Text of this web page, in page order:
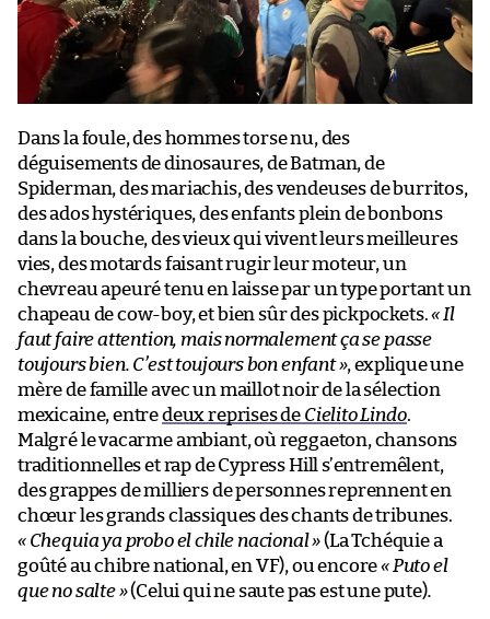
Dans la foule, des hommes torse nu, des
déguisements de dinosaures, de Batman, de
Spiderman, des mariachis, des vendeuses de burritos,
des ados hystériques, des enfants plein de bonbons
dans la bouche, des vieux qui vivent leurs meilleures
vies, des motards faisant rugir leur moteur, un
chevreau apeuré tenu en laisse par un type portant un
chapeau de cow-boy, et bien sûr des pickpockets.« Il
faut faire attention, mais normalement ça se passe
toujours bien. C’est toujours bon enfant», explique une
mère de famille avec un maillot noir de la sélection
mexicaine, entredeux reprises de Cielito Lindo.
Malgré le vacarme ambiant, où reggaeton, chansons
traditionnelles et rap de Cypress Hill s’entremêlent,
des grappes de milliers de personnes reprennent en
chœur les grands classiques des chants de tribunes.
« Chequia ya probo el chile nacional»(La Tchéquie a
goûté au chibre national, en VF), ou encore« Puto el
que no salte»(Celui qui ne saute pas est une pute).